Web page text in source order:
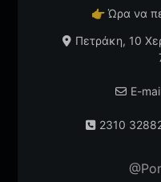
👉 Ώρα να
Πετράκη, 10
E-
2310